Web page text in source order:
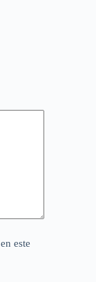
este